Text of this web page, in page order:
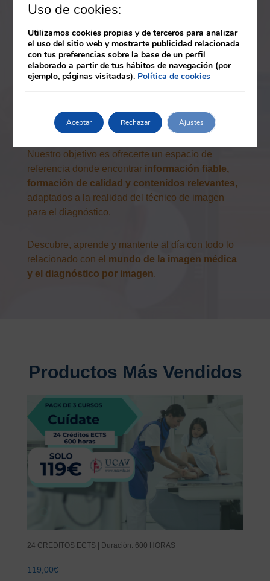
los procedimientos más utilizados en los servicios
de diagnóstico por imagen.
Este apartado está dirigido tanto aestudiantes de
Imagen para el Diagnóstico y Medicina Nuclear
como a profesionales en activo que desean
entorno sanitario.
Nuestro objetivo es ofrecerte un espacio de
referencia donde encontrar información fiable,
formación de calidad y contenidos relevantes,
adaptados a la realidad del técnico de imagen
para el diagnóstico.
Descubre, aprende y mantente al día con todo lo
relacionado con el mundo de la imagen médica
y el diagnóstico por imagen.
Productos Más Vendidos
24 CREDITOS ECTS | Duración: 600 HORAS
119,00€
Uso de cookies:
Utilizamos cookies propias y de terceros para analizar
el uso del sitio web y mostrarte publicidad relacionada
con tus preferencias sobre la base de un perfil
elaborado a partir de tus hábitos de navegación (por
ejemplo, páginas visitadas). Política de cookies
Aceptar Rechazar Ajustes